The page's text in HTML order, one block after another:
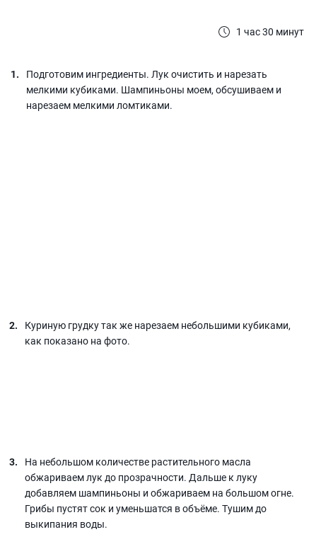
1 час 30 минут
Подготовим ингредиенты. Лук очистить и нарезать
мелкими кубиками. Шампиньоны моем, обсушиваем и
нарезаем мелкими ломтиками.
Куриную грудку так же нарезаем небольшими кубиками,
как показано на фото.
На небольшом количестве растительного масла
обжариваем лук до прозрачности. Дальше к луку
добавляем шампиньоны и обжариваем на большом огне.
Грибы пустят сок и уменьшатся в объёме. Тушим до
выкипания воды.